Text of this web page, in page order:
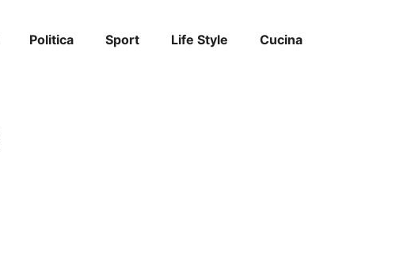
Politica Sport Life Style Cucina